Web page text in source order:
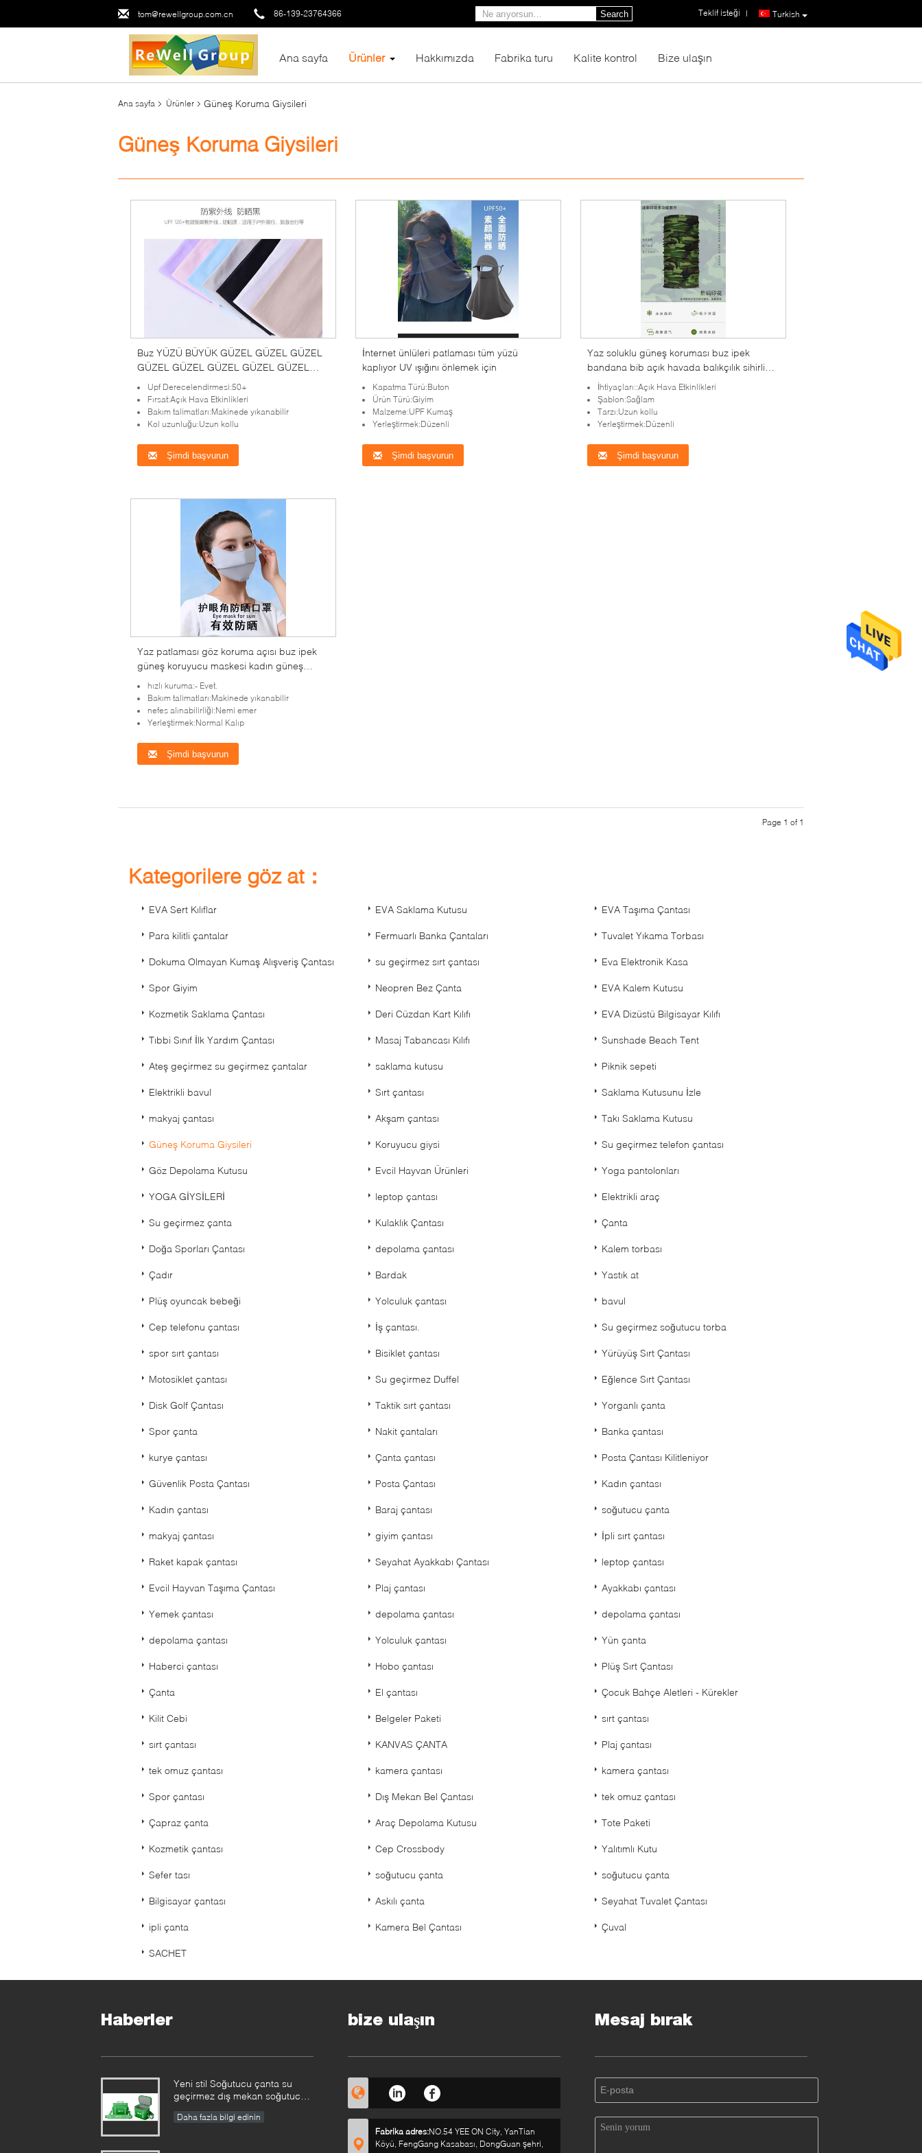
tom@rewellgroup.com.cn 86-139-23764366 Turkish
Teklif isteği |
Search
Ana sayfa Ürünler Hakkımızda Fabrika turu Kalite kontrol Bize ulaşın
Ana sayfa Ürünler Güneş Koruma Giysileri
Güneş Koruma Giysileri
Buz YÜZÜ BÜYÜK GÜZEL GÜZEL GÜZEL
GÜZEL GÜZEL GÜZEL GÜZEL GÜZEL
GÜZEL GÜZEL GÜZEL GÜZEL GÜZEL
GÜZEL
Upf Derecelendirmesi:50+
Fırsat:Açık Hava Etkinlikleri
Bakım talimatları:Makinede yıkanabilir
Kol uzunluğu:Uzun kollu
Şimdi başvurun
İnternet ünlüleri patlaması tüm yüzü
kaplıyor UV ışığını önlemek için
Kapatma Türü:Buton
Ürün Türü:Giyim
Malzeme:UPF Kumaş
Yerleştirmek:Düzenli
Şimdi başvurun
Yaz soluklu güneş koruması buz ipek
bandana bib açık havada balıkçılık sihirli
yüz şal bib bib maske spor başlık
İhtiyaçları::Açık Hava Etkinlikleri
Şablon:Sağlam
Tarzı:Uzun kollu
Yerleştirmek:Düzenli
Şimdi başvurun
Yaz patlaması göz koruma açısı buz ipek
güneş koruyucu maskesi kadın güneş
koruyucu maskesi kadın UV koruyucu ince
gölge maskesi
hızlı kuruma:- Evet.
Bakım talimatları:Makinede yıkanabilir
nefes alınabilirliği:Nemi emer
Yerleştirmek:Normal Kalıp
Şimdi başvurun
Page 1 of 1
Kategorilere göz at：
EVA Sert Kılıflar EVA Saklama Kutusu EVA Taşıma Çantası
Para kilitli çantalar Fermuarlı Banka Çantaları Tuvalet Yıkama Torbası
Dokuma Olmayan Kumaş Alışveriş Çantası su geçirmez sırt çantası Eva Elektronik Kasa
Spor Giyim Neopren Bez Çanta EVA Kalem Kutusu
Kozmetik Saklama Çantası Deri Cüzdan Kart Kılıfı EVA Dizüstü Bilgisayar Kılıfı
Tıbbi Sınıf İlk Yardım Çantası Masaj Tabancası Kılıfı Sunshade Beach Tent
Ateş geçirmez su geçirmez çantalar saklama kutusu Piknik sepeti
Elektrikli bavul Sırt çantası Saklama Kutusunu İzle
makyaj çantası Akşam çantası Takı Saklama Kutusu
Güneş Koruma Giysileri Koruyucu giysi Su geçirmez telefon çantası
Göz Depolama Kutusu Evcil Hayvan Ürünleri Yoga pantolonları
YOGA GİYSİLERİ leptop çantası Elektrikli araç
Su geçirmez çanta Kulaklık Çantası Çanta
Doğa Sporları Çantası depolama çantası Kalem torbası
Çadır Bardak Yastık at
Plüş oyuncak bebeği Yolculuk çantası bavul
Cep telefonu çantası İş çantası. Su geçirmez soğutucu torba
spor sırt çantası Bisiklet çantası Yürüyüş Sırt Çantası
Motosiklet çantası Su geçirmez Duffel Eğlence Sırt Çantası
Disk Golf Çantası Taktik sırt çantası Yorganlı çanta
Spor çanta Nakit çantaları Banka çantası
kurye çantası Çanta çantası Posta Çantası Kilitleniyor
Güvenlik Posta Çantası Posta Çantası Kadın çantası
Kadın çantası Baraj çantası soğutucu çanta
makyaj çantası giyim çantası İpli sırt çantası
Raket kapak çantası Seyahat Ayakkabı Çantası leptop çantası
Evcil Hayvan Taşıma Çantası Plaj çantası Ayakkabı çantası
Yemek çantası depolama çantası depolama çantası
depolama çantası Yolculuk çantası Yün çanta
Haberci çantası Hobo çantası Plüş Sırt Çantası
Çanta El çantası Çocuk Bahçe Aletleri - Kürekler
Kilit Cebi Belgeler Paketi sırt çantası
sırt çantası KANVAS ÇANTA Plaj çantası
tek omuz çantası kamera çantası kamera çantası
Spor çantası Dış Mekan Bel Çantası tek omuz çantası
Çapraz çanta Araç Depolama Kutusu Tote Paketi
Kozmetik çantası Cep Crossbody Yalıtımlı Kutu
Sefer tası soğutucu çanta soğutucu çanta
Bilgisayar çantası Askılı çanta Seyahat Tuvalet Çantası
ipli çanta Kamera Bel Çantası Çuval
SACHET
Haberler
Yeni stil Soğutucu çanta su
geçirmez dış mekan soğutucu
Daha fazla bilgi edinin
bize ulaşın
Fabrika adres:NO.54 YEE ON City, YanTian
Köyü, FengGang Kasabası, DongGuan şehri,
Mesaj bırak